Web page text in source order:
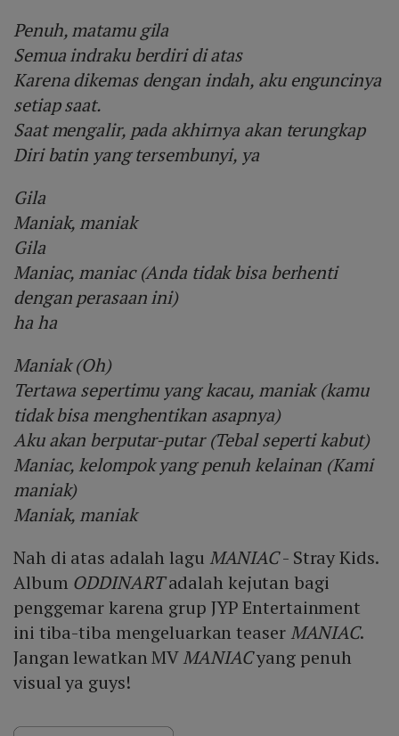
Penuh, matamu gila
Semua indraku berdiri di atas
Karena dikemas dengan indah, aku enguncinya
setiap saat.
Saat mengalir, pada akhirnya akan terungkap
Diri batin yang tersembunyi, ya
Gila
Maniak, maniak
Gila
Maniac, maniac (Anda tidak bisa berhenti
dengan perasaan ini)
ha ha
Maniak (Oh)
Tertawa sepertimu yang kacau, maniak (kamu
tidak bisa menghentikan asapnya)
Aku akan berputar-putar (Tebal seperti kabut)
Maniac, kelompok yang penuh kelainan (Kami
maniak)
Maniak, maniak
Nah di atas adalah lagu MANIAC- Stray Kids.
Album ODDINARTadalah kejutan bagi
penggemar karena grup JYP Entertainment
ini tiba-tiba mengeluarkan teaser MANIAC.
Jangan lewatkan MVMANIACyang penuh
visual ya guys!